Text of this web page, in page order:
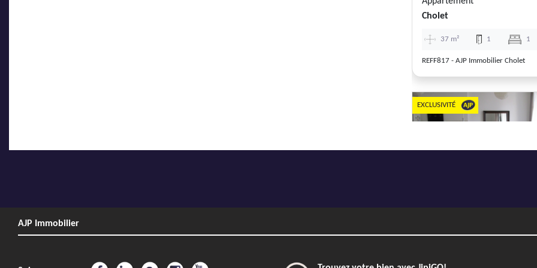
Cholet
37 m² 1 1
REFF817 - AJP Immobilier Cholet
EXCLUSIVITÉ
73 m²
AJP Immobilier